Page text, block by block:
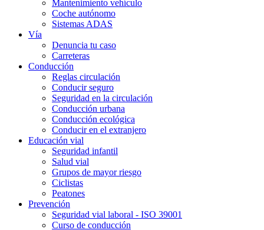
Mantenimiento vehículo
Coche autónomo
Sistemas ADAS
Vía
Denuncia tu caso
Carreteras
Conducción
Reglas circulación
Conducir seguro
Seguridad en la circulación
Conducción urbana
Conducción ecológica
Conducir en el extranjero
Educación vial
Seguridad infantil
Salud vial
Grupos de mayor riesgo
Ciclistas
Peatones
Prevención
Seguridad vial laboral - ISO 39001
Curso de conducción